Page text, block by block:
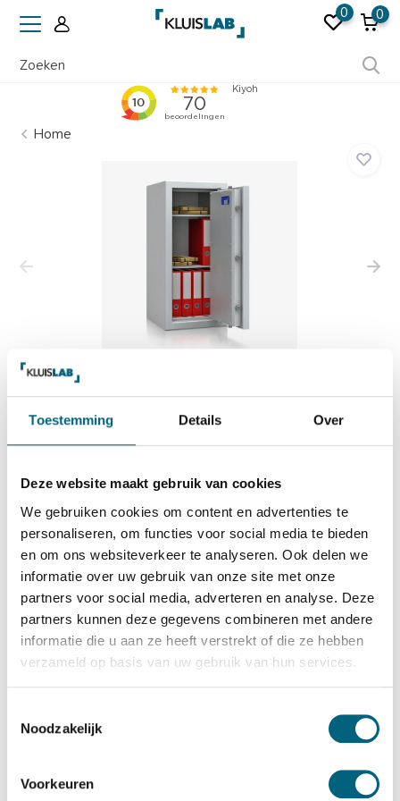
Toestemming Details Over
Deze website maakt gebruik van cookies
We gebruiken cookies om content en advertenties te
personaliseren, om functies voor social media te bieden
en om ons websiteverkeer te analyseren. Ook delen we
informatie over uw gebruik van onze site met onze
partners voor social media, adverteren en analyse. Deze
partners kunnen deze gegevens combineren met andere
informatie die u aan ze heeft verstrekt of die ze hebben
verzameld op basis van uw gebruik van hun services.
Noodzakelijk
Voorkeuren
0 0
Home
De Raat Brandkasten
De Raat DRS Prisma II/4
2.704,-
Op voorraad
Bekijk de reviews
Moderne officieel ECB-S gecertificeerde inbraakwerende
kluis in de klasse 2 / grade II / CEN 2 conform EN 1143-1.
Standaard uitgevoerd met een dubbelbaard sleutelslot,
optioneel te vervangen voor een electronisch codeslot....
Betrouwbaar & veilig betalen